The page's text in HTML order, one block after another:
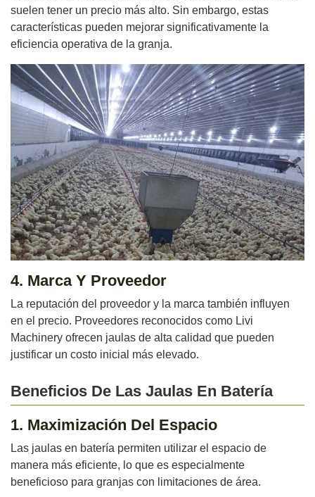
suelen tener un precio más alto. Sin embargo, estas
características pueden mejorar significativamente la
eficiencia operativa de la granja.
4. Marca Y Proveedor
La reputación del proveedor y la marca también influyen
en el precio. Proveedores reconocidos como Livi
Machinery ofrecen jaulas de alta calidad que pueden
justificar un costo inicial más elevado.
Beneficios De Las Jaulas En Batería
1. Maximización Del Espacio
Las jaulas en batería permiten utilizar el espacio de
manera más eficiente, lo que es especialmente
beneficioso para granjas con limitaciones de área.